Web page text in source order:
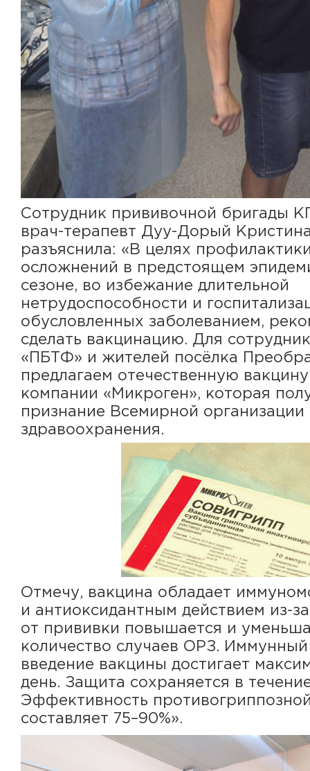
Сотрудник прививочной бригады
врач-терапевт Дуу-Дорый
разъяснила: «В целях
осложнений в предстоящем
сезоне, во избежание длительной
нетрудоспособности и
обусловленных заболеванием,
сделать вакцинацию. Для
«ПБТФ» и жителей посёлка
предлагаем отечественную
компании «Микроген», которая
признание Всемирной организации
здравоохранения.
Отмечу, вакцина обладает
и антиоксидантным действием из-
от прививки повышается и
количество случаев ОРЗ. Иммунный
введение вакцины достигает
день. Защита сохраняется в
Эффективность
составляет 75–90%».